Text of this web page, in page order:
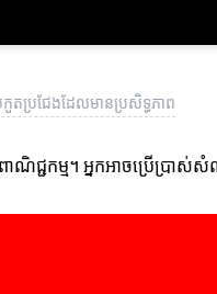
ប្រជែងដែលមានប្រសិទ្ធភាព
គពាណិជ្ជកម្ម។ អ្នកអាចប្រើ